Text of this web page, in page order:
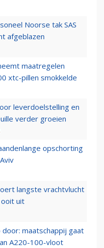
Noorse tak SAS
afgeblazen
maatregelen
xtc-pillen smokkelde
leverdoelstelling en
verder groeien
opschorting
langste vrachtvlucht
uit
door: maatschappij gaat
A220-100-vloot